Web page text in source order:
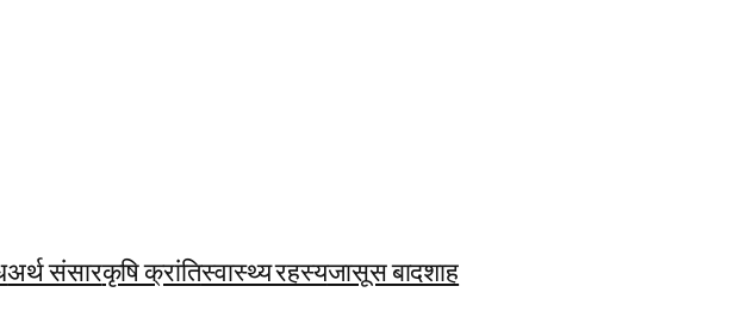
अर्थ संसारकृषि क्रांतिस्वास्थ्य रहस्यजासूस बादशाह